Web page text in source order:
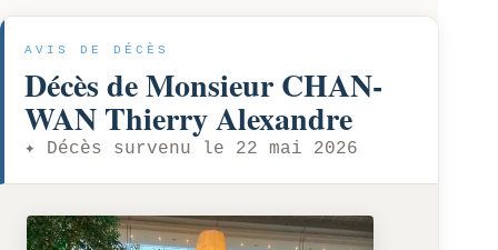
AVIS DE DÉCÈS
Décès de Monsieur CHAN-
WAN Thierry Alexandre
✦ Décès survenu le 22 mai 2026